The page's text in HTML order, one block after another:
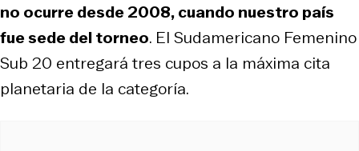
no ocurre desde 2008, cuando nuestro país
fue sede del torneo. El Sudamericano Femenino
Sub 20 entregará tres cupos a la máxima cita
planetaria de la categoría.